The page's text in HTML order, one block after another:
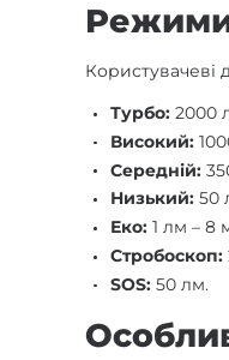
Користувачеві
Турбо: 2000
Високий:
Середній:
Низький: 50
Еко: 1 лм – 8
Стробоскоп:
SOS: 50 лм.